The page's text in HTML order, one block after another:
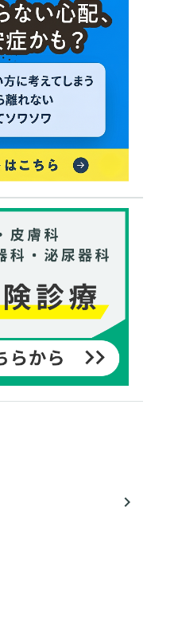
navigate_next